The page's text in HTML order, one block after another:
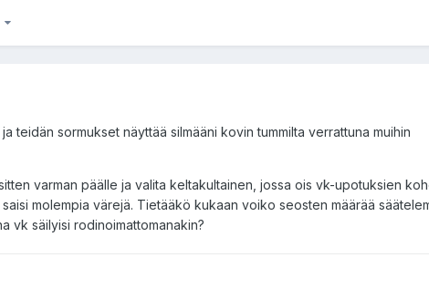
teidän sormukset näyttää silmääni kovin tummilta verrattuna muihin
varman päälle ja valita keltakultainen, jossa ois vk-upotuksien
saisi molempia värejä. Tietääkö kukaan voiko seosten määrää
vk säilyisi rodinoimattomanakin?